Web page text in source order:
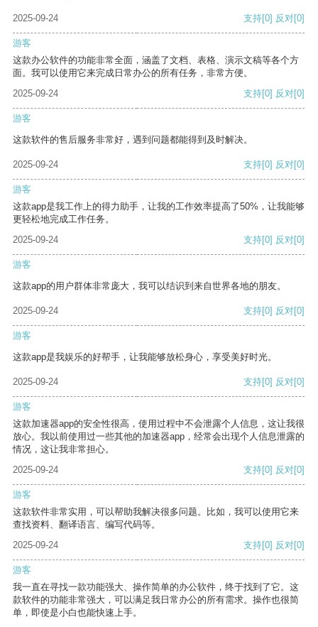
2025-09-24 支持[0] 反对[0]
游客
这款办公软件的功能非常全面，涵盖了文档、表格、演示文稿等各个方
面。我可以使用它来完成日常办公的所有任务，非常方便。
2025-09-24
支持[0] 反对[0]
游客
这款软件的售后服务非常好，遇到问题都能得到及时解决。
2025-09-24 支持[0] 反对[0]
游客
这款app是我工作上的得力助手，让我的工作效率提高了50%，让我能够
更轻松地完成工作任务。
2025-09-24
支持[0] 反对[0]
游客
这款app的用户群体非常庞大，我可以结识到来自世界各地的朋友。
2025-09-24 支持[0] 反对[0]
游客
这款app是我娱乐的好帮手，让我能够放松身心，享受美好时光。
2025-09-24 支持[0] 反对[0]
游客
这款加速器app的安全性很高，使用过程中不会泄露个人信息，这让我很
放心。我以前使用过一些其他的加速器app，经常会出现个人信息泄露的
情况，这让我非常担心。
2025-09-24
支持[0] 反对[0]
游客
这款软件非常实用，可以帮助我解决很多问题。比如，我可以使用它来
查找资料、翻译语言、编写代码等。
2025-09-24
支持[0] 反对[0]
游客
我一直在寻找一款功能强大、操作简单的办公软件，终于找到了它。这
款软件的功能非常强大，可以满足我日常办公的所有需求。操作也很简
单，即使是小白也能快速上手。